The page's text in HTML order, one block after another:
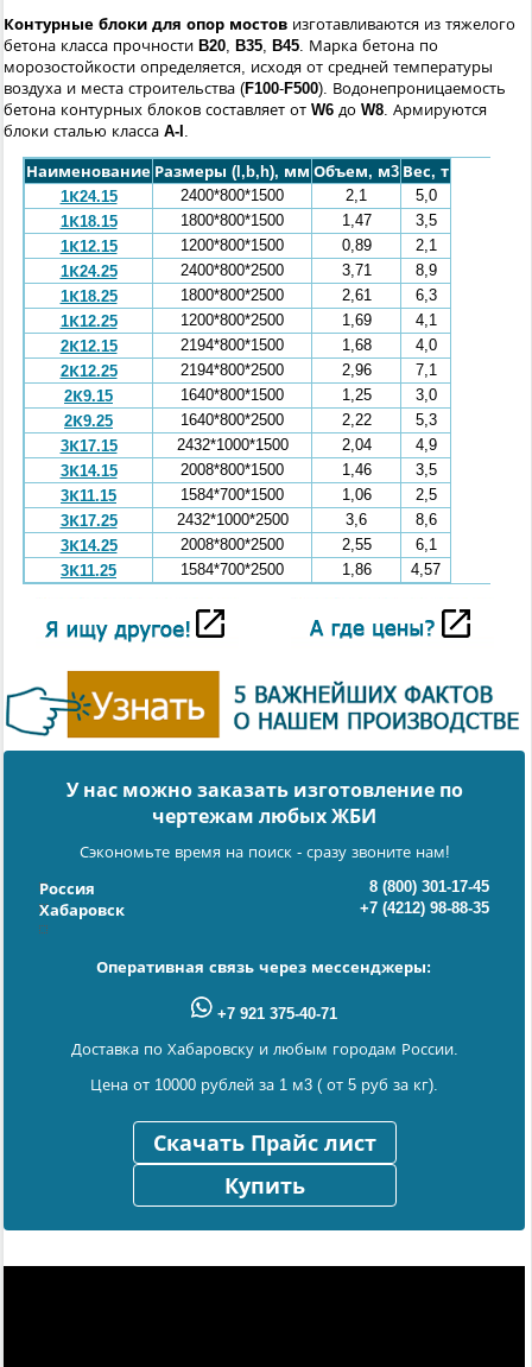
Контурные блоки для опор мостов изготавливаются из тяжелого
бетона класса прочности B20 B35 B45 . Марка бетона по
морозостойкости определяется, исходя от средней температуры
воздуха и места строительства (F100-F500). Водонепроницаемость
бетона контурных блоков составляет от W6 до W8 . Армируются
блоки сталью класса A-I
Наименование Размеры (l,b,h), мм Объем, м3 Вес, т
1К24.15
2400*800*1500 2,1
5,0
1К18.15
1800*800*1500 1,47
3,5
1К12.15
1200*800*1500 0,89
2,1
1К24.25
2400*800*2500 3,71
8,9
1К18.25
1800*800*2500 2,61
6,3
1К12.25
1200*800*2500 1,69
4,1
2К12.15
2194*800*1500 1,68
4,0
2К12.25
2194*800*2500 2,96
7,1
2К9.15
1640*800*1500 1,25
3,0
2К9.25
1640*800*2500 2,22
5,3
3К17.15
2432*1000*1500 2,04
4,9
3К14.15
2008*800*1500 1,46
3,5
3К11.15
1584*700*1500 1,06
2,5
3К17.25
2432*1000*2500 3,6
8,6
3К14.25
2008*800*2500 2,55
6,1
3К11.25
1584*700*2500 1,86 4,57
У нас можно заказать изготовление по
чертежам любых ЖБИ
Сэкономьте время на поиск - сразу звоните нам!
Россия
8 (800) 301-17-45
Хабаровск
+7 (4212) 98-88-35
Оперативная связь через мессенджеры:
+7 921 375-40-71
Доставка по Хабаровску и любым городам России.
Цена от 10000 рублей за 1 м3 ( от 5 руб за кг).
Скачать Прайс лист
Купить